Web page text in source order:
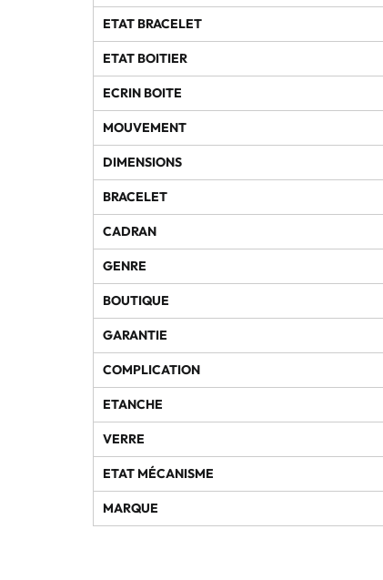
ETAT BRACELET
ETAT BOITIER
ECRIN BOITE
MOUVEMENT
DIMENSIONS
BRACELET
CADRAN
GENRE
BOUTIQUE
GARANTIE
COMPLICATION
ETANCHE
VERRE
ETAT MÉCANISME
MARQUE